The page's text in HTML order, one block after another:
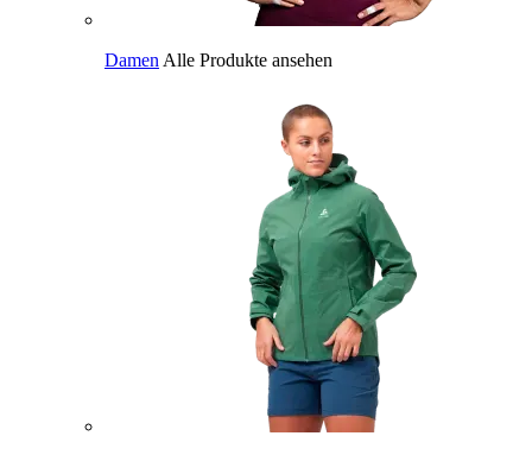
Damen Alle Produkte ansehen